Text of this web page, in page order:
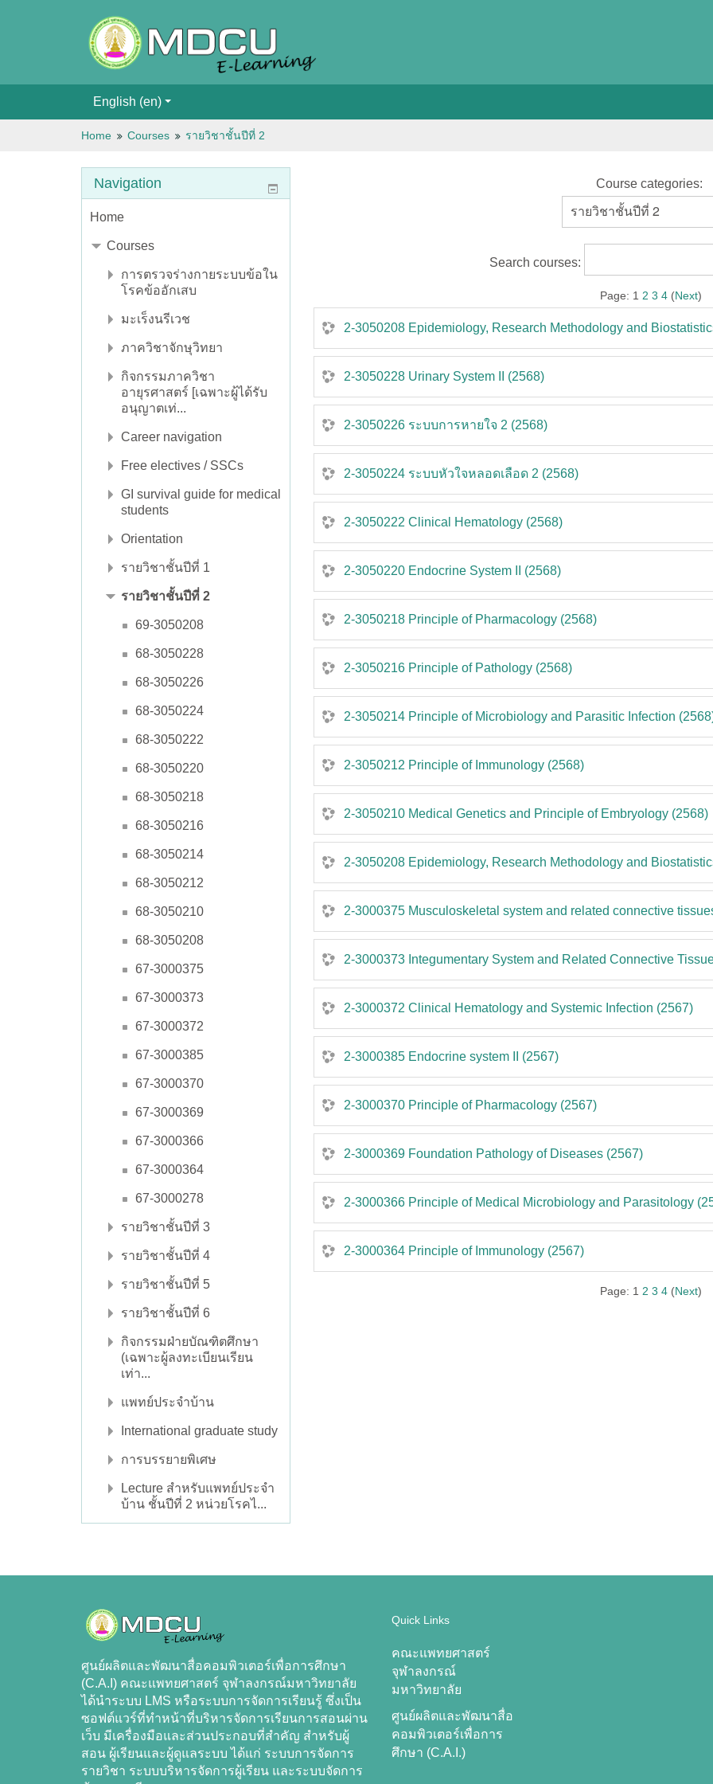
English ‎(en)‎
Home Courses รายวิชาชั้นปีที่ 2
Course categories:
Search courses:
Page: 1 2 3 4 (Next)
2-3050208 Epidemiology, Research Methodology and
2-3050228 Urinary System II (2568)
2-3050226 ระบบการหายใจ 2 (2568)
2-3050224 ระบบหัวใจหลอดเลือด 2 (2568)
2-3050222 Clinical Hematology (2568)
2-3050220 Endocrine System II (2568)
2-3050218 Principle of Pharmacology (2568)
2-3050216 Principle of Pathology (2568)
2-3050214 Principle of Microbiology and Parasitic Infection
2-3050212 Principle of Immunology (2568)
2-3050210 Medical Genetics and Principle of Embryology (2568)
2-3050208 Epidemiology, Research Methodology and
2-3000375 Musculoskeletal system and related connective
2-3000373 Integumentary System and Related Connective
2-3000372 Clinical Hematology and Systemic Infection (2567)
2-3000385 Endocrine system II (2567)
2-3000370 Principle of Pharmacology (2567)
2-3000369 Foundation Pathology of Diseases (2567)
2-3000366 Principle of Medical Microbiology and Parasitology
2-3000364 Principle of Immunology (2567)
Page: 1 2 3 4 (Next)
Navigation
Home
Courses
การตรวจร่างกายระบบข้อใน
โรคข้ออักเสบ
มะเร็งนรีเวช
ภาควิชาจักษุวิทยา
กิจกรรมภาควิชา
อายุรศาสตร์ [เฉพาะผู้ได้รับ
อนุญาตเท่...
Career navigation
Free electives / SSCs
GI survival guide for medical
students
Orientation
รายวิชาชั้นปีที่ 1
รายวิชาชั้นปีที่ 2
69-3050208
68-3050228
68-3050226
68-3050224
68-3050222
68-3050220
68-3050218
68-3050216
68-3050214
68-3050212
68-3050210
68-3050208
67-3000375
67-3000373
67-3000372
67-3000385
67-3000370
67-3000369
67-3000366
67-3000364
67-3000278
รายวิชาชั้นปีที่ 3
รายวิชาชั้นปีที่ 4
รายวิชาชั้นปีที่ 5
รายวิชาชั้นปีที่ 6
กิจกรรมฝ่ายบัณฑิตศึกษา
(เฉพาะผู้ลงทะเบียนเรียน
เท่า...
แพทย์ประจำบ้าน
International graduate study
การบรรยายพิเศษ
Lecture สำหรับแพทย์ประจำ
บ้าน ชั้นปีที่ 2 หน่วยโรคไ...
ศูนย์ผลิตและพัฒนาสื่อคอมพิวเตอร์เพื่อการศึกษา
(C.A.I) คณะแพทยศาสตร์ จุฬาลงกรณ์มหาวิทยาลัย
ได้นำระบบ LMS หรือระบบการจัดการเรียนรู้ ซึ่งเป็น
ซอฟต์แวร์ที่ทำหน้าที่บริหารจัดการเรียนการสอนผ่าน
เว็บ มีเครื่องมือและส่วนประกอบที่สำคัญ สำหรับผู้
สอน ผู้เรียนและผู้ดูแลระบบ ได้แก่ ระบบการจัดการ
รายวิชา ระบบบริหารจัดการผู้เรียน และระบบจัดการ
Quick Links
คณะแพทยศาสตร์
จุฬาลงกรณ์
มหาวิทยาลัย
ศูนย์ผลิตและพัฒนาสื่อ
คอมพิวเตอร์เพื่อการ
ศึกษา (C.A.I.)